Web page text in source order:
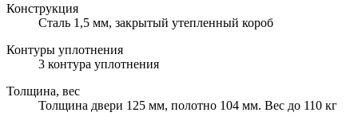
Конструкция
Сталь 1,5 мм, закрытый утепленный короб
Контуры уплотнения
3 контура уплотнения
Толщина, вес
Толщина двери 125 мм, полотно 104 мм. Вес до 110 кг